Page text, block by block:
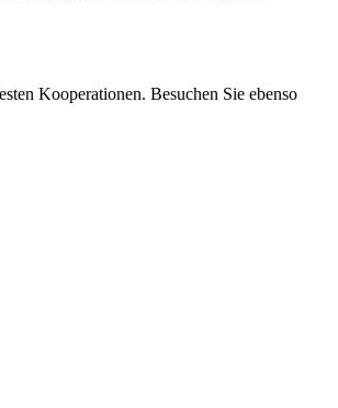
Kooperationen. Besuchen Sie ebenso